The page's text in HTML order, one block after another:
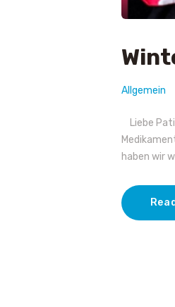
Allgemein
Liebe
haben wir